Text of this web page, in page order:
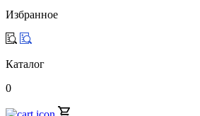
Избранное
Каталог
0